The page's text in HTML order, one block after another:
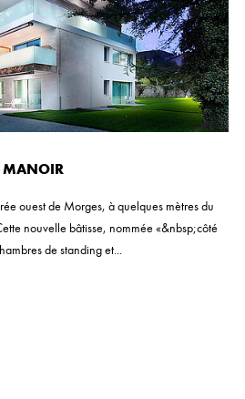
MANOIR
ouest de Morges, à quelques mètres du
nouvelle bâtisse, nommée «&nbsp;côté
de standing et...